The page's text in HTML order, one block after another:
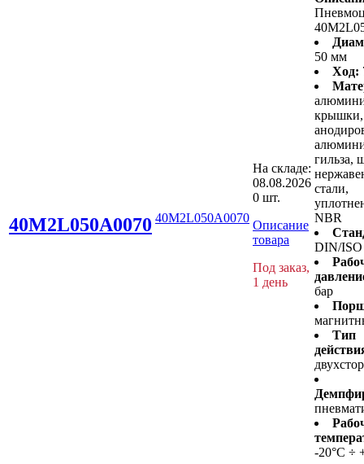
40M2L050A0070 40M2L050A0070
На складе:
08.08.2026
0 шт.
Описание
товара
Под заказ,
1 день
50 мм
Ход:
крышки,
гильза,
стали,
NBR
DIN/ISO
бар
Тип
-20°C ÷